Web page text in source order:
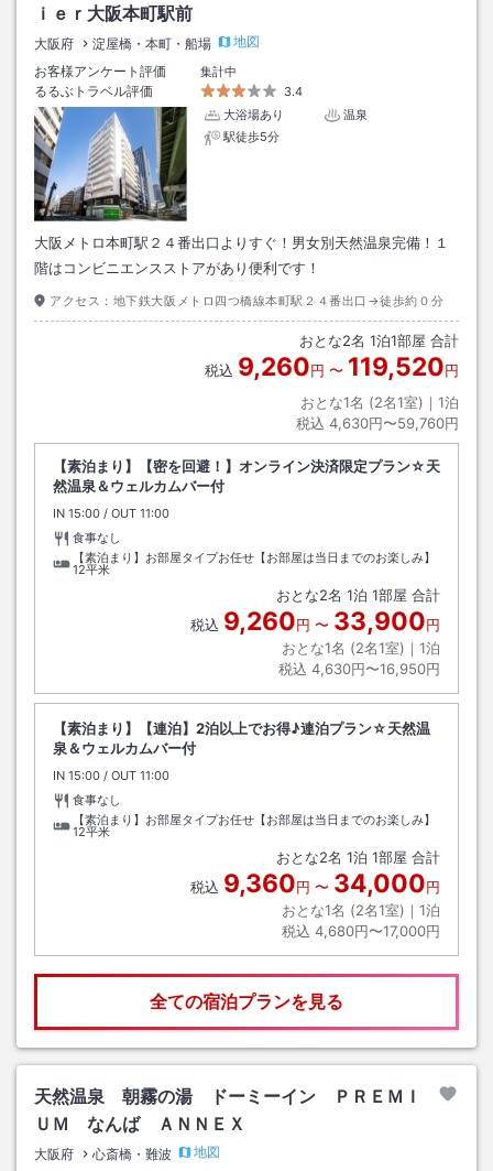
ｉｅｒ大阪本町駅前
大阪府 淀屋橋・本町・船場
地図
お客様アンケート評価
集計中
るるぶトラベル評価
3.4
大浴場あり
温泉
駅徒歩5分
大阪メトロ本町駅２４番出口よりすぐ！男女別天然温泉完備！１
階はコンビニエンスストアがあり便利です！
アクセス： 地下鉄大阪メトロ四つ橋線本町駅２４番出口→徒歩約０分
おとな2名 1泊1部屋 合計
税込 9,260円 〜 119,520円
おとな1名 (2名1室)｜ 1泊
税込 4,630円〜59,760円
【素泊まり】【密を回避！】オンライン決済限定プラン☆天
然温泉＆ウェルカムバー付
IN チェックイン
15:00 / OUT チェックアウト
11:00
食事なし
【素泊まり】お部屋タイプお任せ【お部屋は当日までのお楽しみ】
12平米
おとな2名 1泊 1部屋 合計
税込 9,260円 〜 33,900円
おとな1名 (2名1室)｜ 1泊
税込 4,630円〜16,950円
【素泊まり】【連泊】2泊以上でお得♪連泊プラン☆天然温
泉＆ウェルカムバー付
IN チェックイン
15:00 / OUT チェックアウト
11:00
食事なし
【素泊まり】お部屋タイプお任せ【お部屋は当日までのお楽しみ】
12平米
おとな2名 1泊 1部屋 合計
税込 9,360円 〜 34,000円
おとな1名 (2名1室)｜ 1泊
税込 4,680円〜17,000円
全ての宿泊プランを見る
天然温泉 朝霧の湯 ドーミーイン ＰＲＥＭＩ
ＵＭ なんば ＡＮＮＥＸ
大阪府 心斎橋・難波
地図